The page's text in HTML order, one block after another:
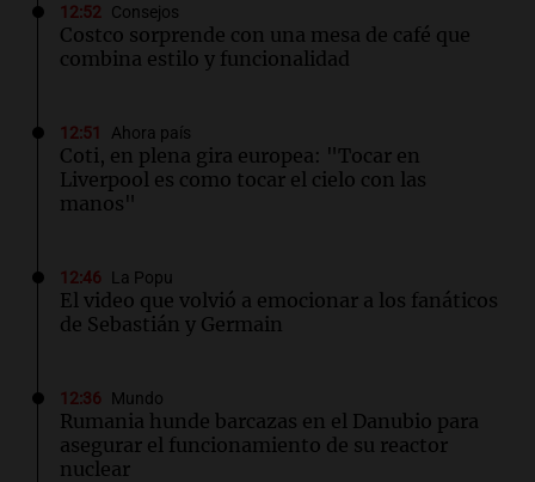
12:52 Consejos
Costco sorprende con una mesa de café que
combina estilo y funcionalidad
12:51 Ahora país
Coti, en plena gira europea: "Tocar en
Liverpool es como tocar el cielo con las
manos"
12:46 La Popu
El video que volvió a emocionar a los fanáticos
de Sebastián y Germain
12:36 Mundo
Rumania hunde barcazas en el Danubio para
asegurar el funcionamiento de su reactor
nuclear